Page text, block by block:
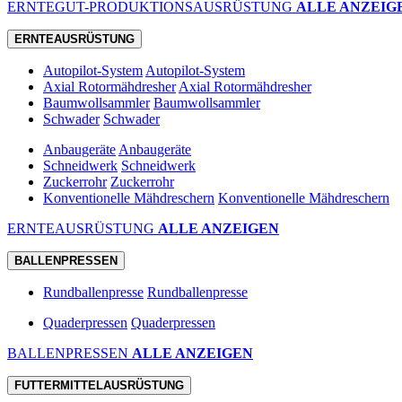
ERNTEGUT-PRODUKTIONSAUSRÜSTUNG ALLE
ERNTEAUSRÜSTUNG
Autopilot-System Autopilot-System
Axial Rotormähdresher Axial Rotormähdresher
Baumwollsammler Baumwollsammler
Schwader Schwader
Anbaugeräte Anbaugeräte
Schneidwerk Schneidwerk
Zuckerrohr Zuckerrohr
Konventionelle Mähdreschern Konventionelle Mähdreschern
ERNTEAUSRÜSTUNG ALLE ANZEIGEN
BALLENPRESSEN
Rundballenpresse Rundballenpresse
Quaderpressen Quaderpressen
BALLENPRESSEN ALLE ANZEIGEN
FUTTERMITTELAUSRÜSTUNG